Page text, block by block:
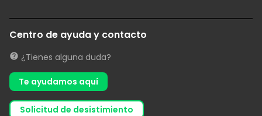
Centro de ayuda y contacto
¿Tienes alguna duda?
Te ayudamos aquí
solicitud de desistimiento